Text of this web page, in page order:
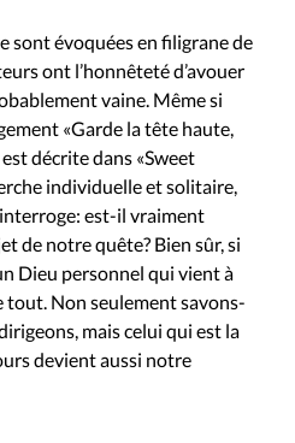
sont évoquées en filigrane de
ont l’honnêteté d’avouer
vaine. Même si
«Garde la tête haute,
décrite dans «Sweet
individuelle et solitaire,
interroge: est-il vraiment
de notre quête? Bien sûr, si
Dieu personnel qui vient à
tout. Non seulement savons-
mais celui qui est la
devient aussi notre